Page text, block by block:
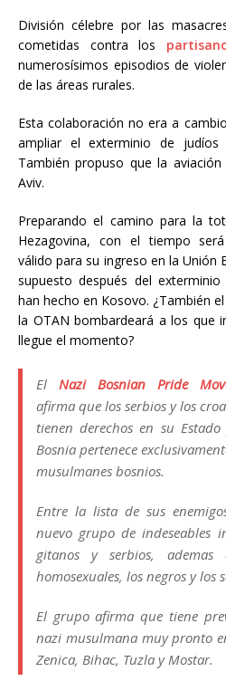
División célebre por las
cometidas contra los
numerosísimos episodios de
de las áreas rurales.
Esta colaboración no era a
ampliar el exterminio de
También propuso que la
Aviv.
Preparando el camino para la
Hezagovina, con el tiempo
válido para su ingreso en la Unión
supuesto después del
han hecho en Kosovo. ¿También
la OTAN bombardeará a los que
llegue el momento?
El Nazi Bosnian Pride
afirma que los serbios y los
tienen derechos en su
Bosnia pertenece
musulmanes bosnios.
Entre la lista de sus
nuevo grupo de indeseables
gitanos y serbios, ademas
homosexuales, los negros y los
El grupo afirma que tiene
nazi musulmana muy pronto
Zenica, Bihac, Tuzla y Mostar.